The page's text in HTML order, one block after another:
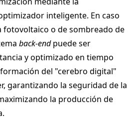
inteligente. En caso
fotovoltaico o de sombreado de
back-endpuede ser
y optimizado en tiempo
del "cerebro digital"
garantizando la seguridad de la
la producción de